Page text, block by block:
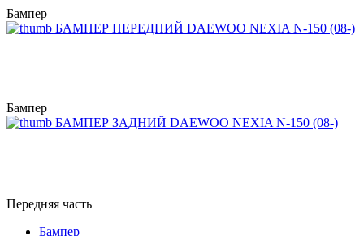
Бампер
БАМПЕР ПЕРЕДНИЙ DAEWOO NEXIA N-150 (08-)
Бампер
БАМПЕР ЗАДНИЙ DAEWOO NEXIA N-150 (08-)
Передняя часть
Бампер